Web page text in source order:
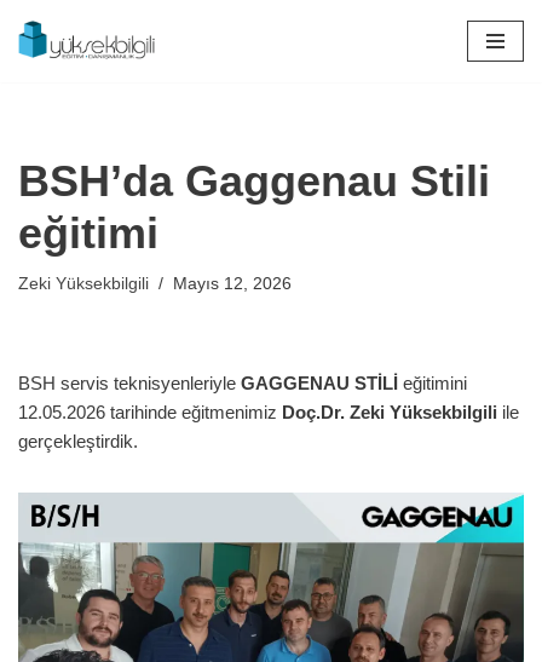
İçeriğe
BSH’da Gaggenau Stili
eğitimi
Zeki Yüksekbilgili Mayıs 12, 2026
BSH servis teknisyenleriyle GAGGENAU STİLİ eğitimini
12.05.2026 tarihinde eğitmenimiz Doç.Dr. Zeki Yüksekbilgili ile
gerçekleştirdik.